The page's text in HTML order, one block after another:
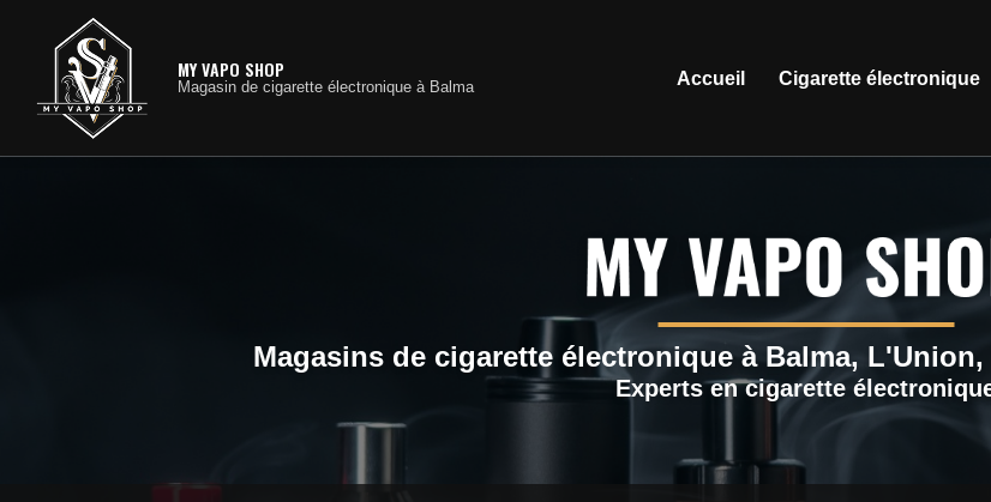
principal
MY VAPO SHOP
Magasin de cigarette électronique à Balma Accueil Cigarette électronique
Magasins de cigarette électronique à Balma,
Experts en cigarette